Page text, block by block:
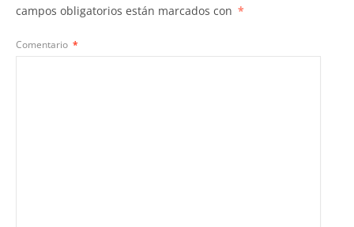
campos obligatorios están marcados con *
Comentario *